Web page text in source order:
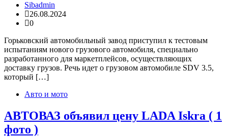
Sibadmin
26.08.2024
0
Горьковский автомобильный завод приступил к тестовым
испытаниям нового грузового автомобиля, специально
разработанного для маркетплейсов, осуществляющих
доставку грузов. Речь идет о грузовом автомобиле SDV 3.5,
который […]
Авто и мото
АВТОВАЗ объявил цену LADA Iskra ( 1
фото )